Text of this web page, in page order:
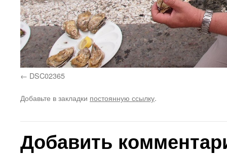
DSC02365
Добавьте в закладки постоянную ссылку.
Добавить